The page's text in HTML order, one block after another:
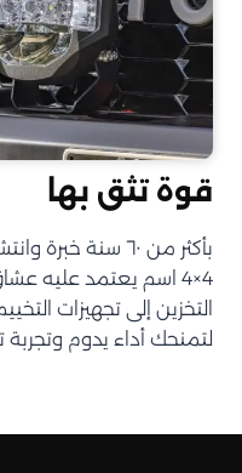
قوة تثق بها
4×4 اسم يعتمد عليه
التخزين إلى تجهيزات
لتمنحك أداء يدوم